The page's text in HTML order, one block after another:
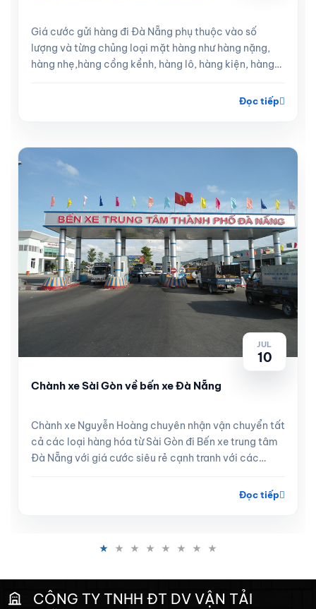
Giá cước gửi hàng đi Đà Nẵng phụ thuộc vào số
lượng và từng chủng loại mặt hàng như hàng nặng,
hàng nhẹ,hàng cồng kềnh, hàng lô, hàng kiện, hàng
Đọc tiếp
JUL
10
Chành xe Sài Gòn về bến xe Đà Nẵng
Chành xe Nguyễn Hoàng chuyên nhận vận chuyển tất
cả các loại hàng hóa từ Sài Gòn đi Bến xe trung tâm
Đà Nẵng với giá cước siêu rẻ cạnh tranh với các
Đọc tiếp
CÔNG TY TNHH ĐT DV VẬN TẢI